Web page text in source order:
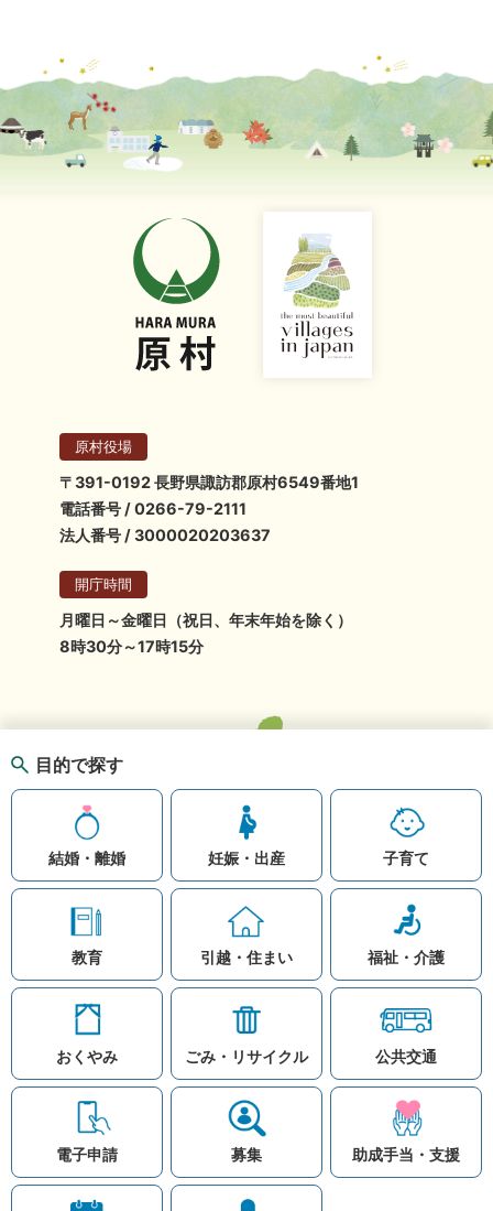
知りたい情報を検索
注目ワード
目的で探す
結婚・離婚 妊娠・出産 子育て
教育 引越・住まい 福祉・介護
おくやみ ごみ・リサイクル 公共交通
電子申請 募集 助成手当・支援
原村役場
〒391-0192 長野県諏訪郡原村6549番地1
電話番号 / 0266-79-2111
法人番号 / 3000020203637
開庁時間
月曜日～金曜日（祝日、年末年始を除く）
8時30分～17時15分
お問い合わせ
リンク集
このホームページ
著作権と免責事項につ
プライバシーポリシー